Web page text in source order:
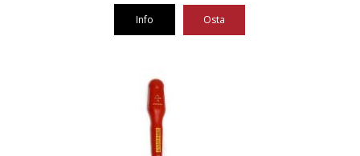
19,72 €.
11,23 €.
Info Osta